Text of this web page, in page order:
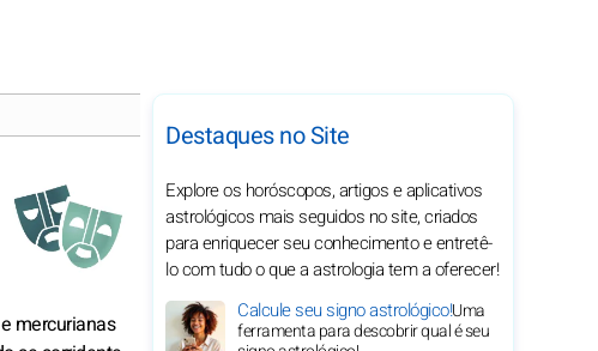
mercurianas
Destaques no Site
Explore os horóscopos, artigos e aplicativos
astrológicos mais seguidos no site, criados
para enriquecer seu conhecimento e entretê-
lo com tudo o que a astrologia tem a oferecer!
Calcule seu signo astrológico!Uma
ferramenta para descobrir qual é seu